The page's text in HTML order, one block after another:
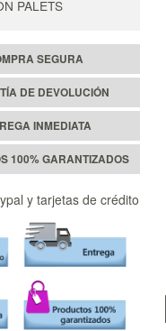
PALETS
SEGURA
DE DEVOLUCIÓN
INMEDIATA
100% GARANTIZADOS